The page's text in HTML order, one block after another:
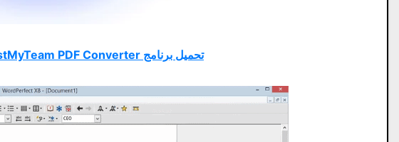
تحميل برنامج AssistMyTeam PDF Converter مجاني من ميديا ​​فاير